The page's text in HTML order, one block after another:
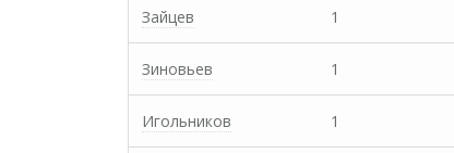
Зайцев 1
Зиновьев 1
Игольников 1